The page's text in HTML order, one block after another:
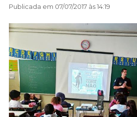
Publicada em 07/07/2017 às 14:19